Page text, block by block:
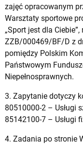
zajęć opracowanym
Warsztaty sportowe
„Sport jest dla
ZZB/000469/BF/D z
pomiędzy Polskim
Państwowym
Niepełnosprawnych.
3. Zapytanie dotyczy
80510000-2 – Usługi
85142100-7 – Usługi
4. Zadania po stronie